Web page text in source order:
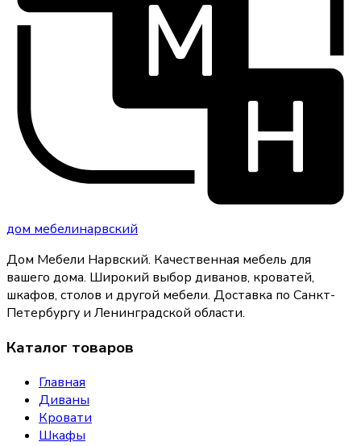
дом мебелинарвский
Дом Мебели Нарвский. Качественная мебель для
вашего дома. Широкий выбор диванов, кроватей,
шкафов, столов и другой мебели. Доставка по Санкт-
Петербургу и Ленинградской области.
Каталог товаров
Главная
Диваны
Кровати
Шкафы